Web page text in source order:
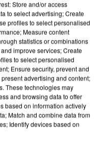
PAR UNE
Store and/or access
to select advertising; Create
profiles to select personalised
Measure content
statistics or combinations
improve services; Create
to select personalised
Ensure security, prevent and
advertising and content;
These technologies may
and browsing data to offer
based on information actively
Match and combine data from
Identify devices based on